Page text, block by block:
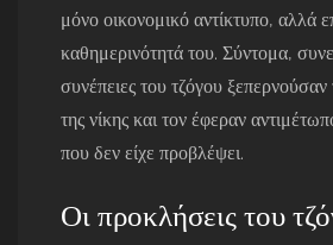
μόνο οικονομικό αντίκτυπο, αλλά
καθημερινότητά του. Σύντομα,
συνέπειες του τζόγου
της νίκης και τον έφεραν
που δεν είχε προβλέψει.
Οι προκλήσεις του